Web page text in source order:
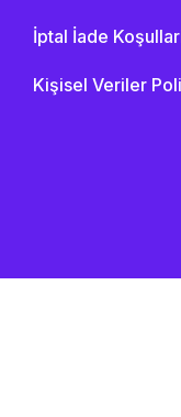
İptal İade
Kişisel Veriler